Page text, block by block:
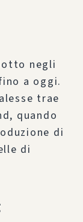
negli
a oggi.
trae
quando
di
di